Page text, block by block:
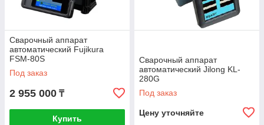
Сварочный аппарат
автоматический Fujikura
FSM-80S
Под заказ
2 955 000 ₸
Купить
Сварочный аппарат
автоматический Jilong KL-
280G
Под заказ
Цену уточняйте